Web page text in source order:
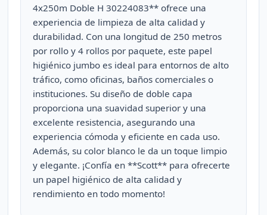
4x250m Doble H 30224083** ofrece una
experiencia de limpieza de alta calidad y
durabilidad. Con una longitud de 250 metros
por rollo y 4 rollos por paquete, este papel
higiénico jumbo es ideal para entornos de alto
tráfico, como oficinas, baños comerciales o
instituciones. Su diseño de doble capa
proporciona una suavidad superior y una
excelente resistencia, asegurando una
experiencia cómoda y eficiente en cada uso.
Además, su color blanco le da un toque limpio
y elegante. ¡Confía en **Scott** para ofrecerte
un papel higiénico de alta calidad y
rendimiento en todo momento!